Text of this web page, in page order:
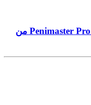
كيف تشتري جهاز بني ماستر برو Penimaster Pro من